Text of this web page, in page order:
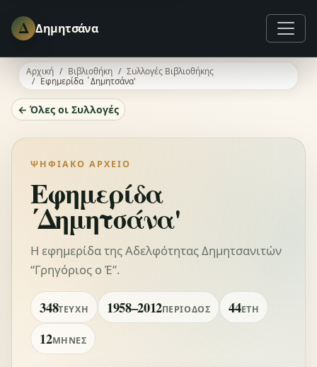
Δ Δημητσάνα
Αρχική Βιβλιοθήκη
Συλλογές Βιβλιοθήκης
Εφημερίδα ΄Δημητσάνα'
← Όλες οι Συλλογές
ΨΗΦΙΑΚΌ ΑΡΧΕΊΟ
Εφημερίδα
΄Δημητσάνα'
Η εφημερίδα της Αδελφότητας Δημητσανιτών
“Γρηγόριος ο Έ”.
348ΤΕΎΧΗ 1958–2012ΠΕΡΊΟΔΟΣ 44ΈΤΗ
12ΜΉΝΕΣ